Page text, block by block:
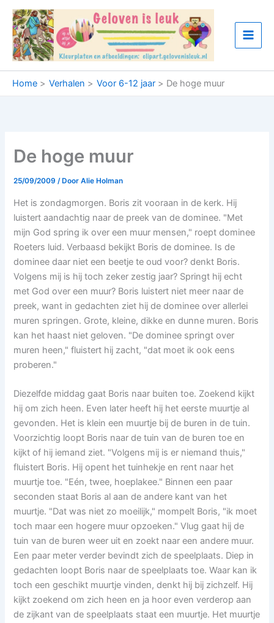
naar
inhoud
Home Verhalen Voor 6-12 jaar De hoge muur
De hoge muur
25/09/2009/ DoorAlie Holman
Het is zondagmorgen. Boris zit vooraan in de kerk. Hij
luistert aandachtig naar de preek van de dominee. "Met
mijn God spring ik over een muur mensen," roept dominee
Roeters luid. Verbaasd bekijkt Boris de dominee. Is de
dominee daar niet een beetje te oud voor? denkt Boris.
Volgens mij is hij toch zeker zestig jaar? Springt hij echt
met God over een muur? Boris luistert niet meer naar de
preek, want in gedachten ziet hij de dominee over allerlei
muren springen. Grote, kleine, dikke en dunne muren. Boris
kan het haast niet geloven. "De dominee springt over
muren heen," fluistert hij zacht, "dat moet ik ook eens
proberen."
Diezelfde middag gaat Boris naar buiten toe. Zoekend kijkt
hij om zich heen. Even later heeft hij het eerste muurtje al
gevonden. Het is klein een muurtje bij de buren in de tuin.
Voorzichtig loopt Boris naar de tuin van de buren toe en
kijkt of hij iemand ziet. "Volgens mij is er niemand thuis,"
fluistert Boris. Hij opent het tuinhekje en rent naar het
muurtje toe. "Eén, twee, hoeplakee." Binnen een paar
seconden staat Boris al aan de andere kant van het
muurtje. "Dat was niet zo moeilijk," mompelt Boris, "ik moet
toch maar een hogere muur opzoeken." Vlug gaat hij de
tuin van de buren weer uit en zoekt naar een andere muur.
Een paar meter verder bevindt zich de speelplaats. Diep in
gedachten loopt Boris naar de speelplaats toe. Waar kan ik
toch een geschikt muurtje vinden, denkt hij bij zichzelf. Hij
kijkt zoekend om zich heen en ja hoor even verderop aan
de zijkant van de speelplaats staat een muurtje. Het muurtje